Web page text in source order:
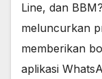
Line, dan
meluncurkan
memberikan
aplikasi